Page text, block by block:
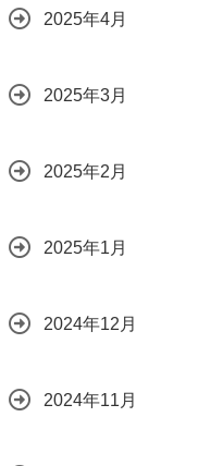
2025年4月
2025年3月
2025年2月
2025年1月
2024年12月
2024年11月